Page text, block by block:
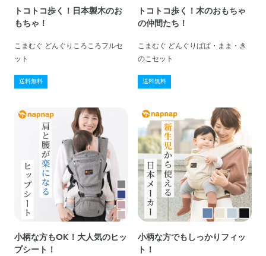
トコトコ歩く！日本製木のお
もちゃ！
こまむぐ どんぐりころころフルセ
ット
送料無料
トコトコ歩く！木のおもちゃ
の仲間たち！
こまむぐ どんぐりぱぱ・まま・き
のこセット
送料無料
小柄な方もOK！大人気のヒッ
プシート！
小柄な方でもしっかりフィッ
ト！